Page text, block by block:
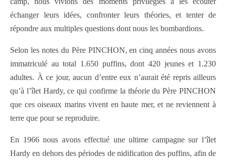
échanger leurs idées, confronter leurs théories, et tenter de
répondre aux multiples questions dont nous les bombardions.
Selon les notes du Père PINCHON, en cinq années nous avons
immatriculé au total 1.650 puffins, dont 420 jeunes et 1.230
adultes. À ce jour, aucun d’entre eux n’aurait été repris ailleurs
qu’à l’îlet Hardy, ce qui confirme la théorie du Père PINCHON
que ces oiseaux marins vivent en haute mer, et ne reviennent à
terre que pour se reproduire.
En 1966 nous avons effectué une ultime campagne sur l’îlet
Hardy en dehors des périodes de nidification des puffins, afin de